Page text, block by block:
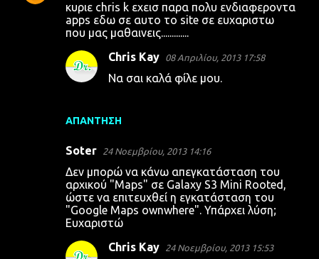
κυριε chris k εχεισ παρα πολυ ενδιαφεροντα
apps εδω σε αυτο το site σε ευχαριστω
που μας μαθαινεις.............
ΑΠΆΝΤΗΣΗ
Chris Kay 08 Απριλίου, 2013 17:58
Να σαι καλά φίλε μου.
Soter 24 Νοεμβρίου, 2013 14:16
Δεν μπορώ να κάνω απεγκατάσταση του
αρχικού "Maps" σε Galaxy S3 Mini Rooted,
ώστε να επιτευχθεί η εγκατάσταση του
"Google Maps ownwhere". Υπάρχει λύση;
Ευχαριστώ
Chris Kay 24 Νοεμβρίου, 2013 15:53